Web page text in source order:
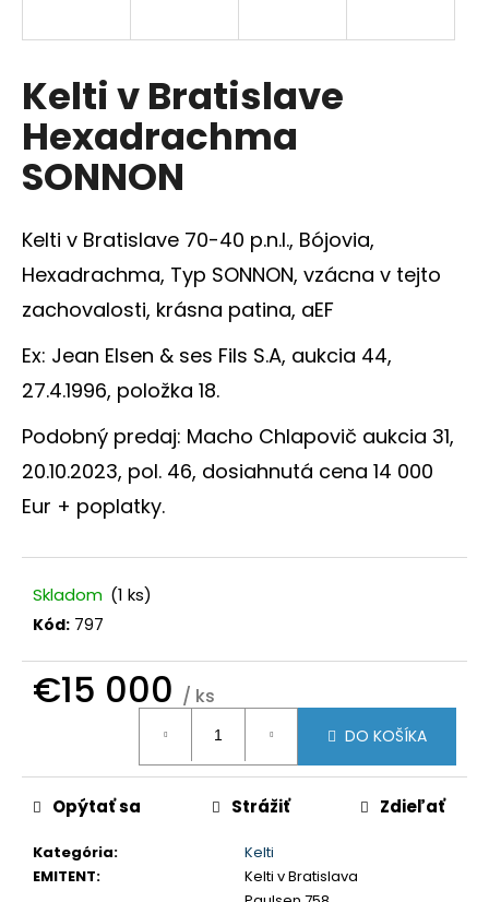
Kelti v Bratislave
Hexadrachma
SONNON
Kelti v Bratislave 70-40 p.n.l., Bójovia,
Hexadrachma, Typ SONNON, vzácna v tejto
zachovalosti, krásna patina, aEF
Ex: Jean Elsen & ses Fils S.A, aukcia 44,
27.4.1996, položka 18.
Podobný predaj: Macho Chlapovič aukcia 31,
20.10.2023, pol. 46, dosiahnutá cena 14 000
Eur + poplatky.
Skladom (1 ks)
Kód: 797
€15 000 / ks
DO KOŠÍKA
Kategória:
Kelti
EMITENT:
Kelti v Bratislava
Opýtať sa Strážiť Zdieľať
s
ť
?
HĽADAŤ
O
d
p
o
ú
č
m
SLOVENSKO
20
EURO
2002